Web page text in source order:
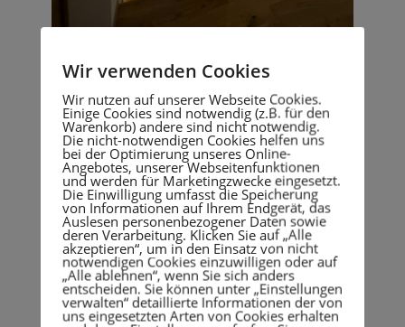
Neubau EFH 7031 Laax
Wir verwenden Cookies
Wir nutzen auf unserer Webseite Cookies.
Einige Cookies sind notwendig (z.B. für den
Warenkorb) andere sind nicht notwendig.
Die nicht-notwendigen Cookies helfen uns
bei der Optimierung unseres Online-
Angebotes, unserer Webseitenfunktionen
und werden für Marketingzwecke eingesetzt.
Die Einwilligung umfasst die Speicherung
von Informationen auf Ihrem Endgerät, das
Auslesen personenbezogener Daten sowie
deren Verarbeitung. Klicken Sie auf „Alle
akzeptieren“, um in den Einsatz von nicht
notwendigen Cookies einzuwilligen oder auf
„Alle ablehnen“, wenn Sie sich anders
entscheiden. Sie können unter „Einstellungen
verwalten“ detaillierte Informationen der von
uns eingesetzten Arten von Cookies erhalten